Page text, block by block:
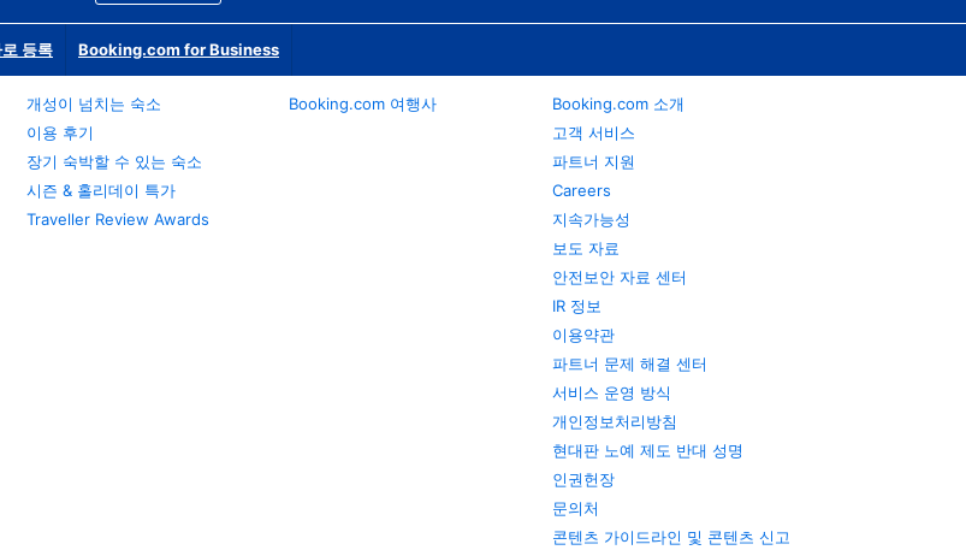
등록 Booking.com for Business
개성이 넘치는 숙소
이용 후기
장기 숙박할 수 있는 숙소
시즌 & 홀리데이 특가
Traveller Review Awards
Booking.com 여행사
Booking.com 소개
고객 서비스
파트너 지원
Careers
지속가능성
보도 자료
안전보안 자료 센터
IR 정보
이용약관
파트너 문제 해결 센터
서비스 운영 방식
개인정보처리방침
현대판 노예 제도 반대 성명
인권헌장
문의처
콘텐츠 가이드라인 및 콘텐츠 신고